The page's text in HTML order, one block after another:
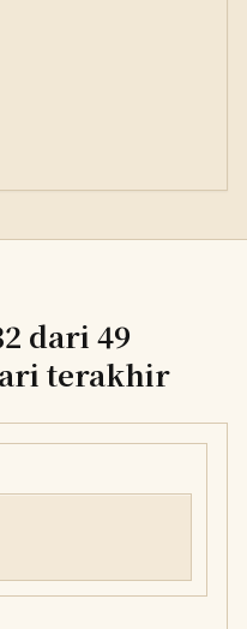
dari 49
terakhir